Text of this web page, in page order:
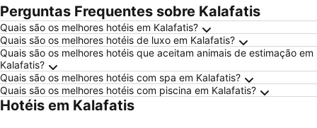
Perguntas Frequentes sobre Kalafatis
Quais são os melhores hotéis em Kalafatis?
Quais são os melhores hotéis de luxo em Kalafatis?
Quais são os melhores hotéis que aceitam animais de estimação em
Kalafatis?
Quais são os melhores hotéis com spa em Kalafatis?
Quais são os melhores hotéis com piscina em Kalafatis?
Hotéis em Kalafatis